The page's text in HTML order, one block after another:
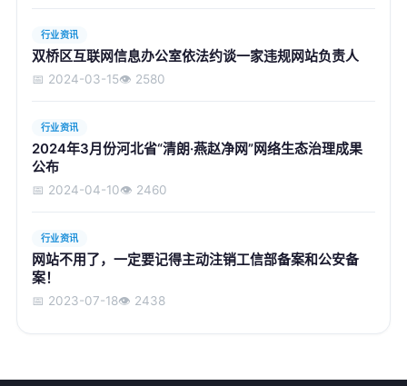
行业资讯
双桥区互联网信息办公室依法约谈一家违规网站负责人
📅 2024-03-15👁️ 2580
行业资讯
2024年3月份河北省“清朗·燕赵净网”网络生态治理成果
公布
📅 2024-04-10👁️ 2460
行业资讯
网站不用了，一定要记得主动注销工信部备案和公安备
案！
📅 2023-07-18👁️ 2438